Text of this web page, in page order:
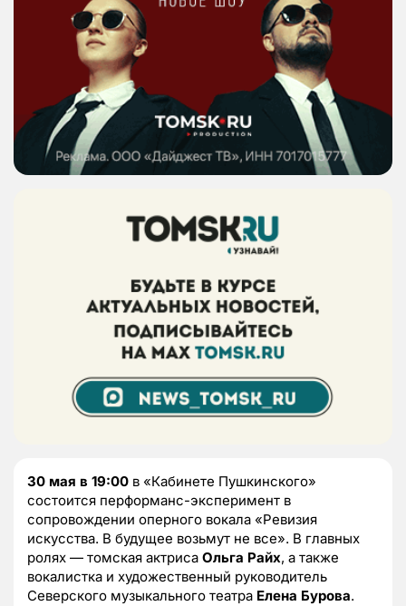
30 мая в 19:00 в «Кабинете Пушкинского»
состоится перформанс-эксперимент в
сопровождении оперного вокала «Ревизия
искусства. В будущее возьмут не все». В главных
ролях — томская актриса Ольга Райх, а также
вокалистка и художественный руководитель
Северского музыкального театра Елена Бурова.